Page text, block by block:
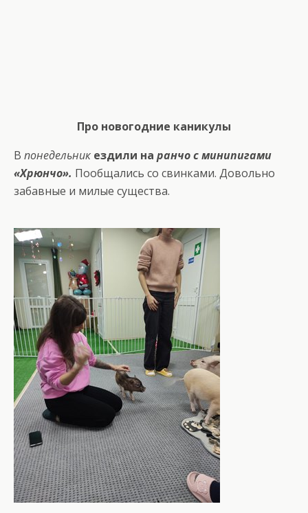
Про новогодние каникулы
В понедельник ездили на ранчо с минипигами
«Хрюнчо». Пообщались со свинками. Довольно
забавные и милые существа.